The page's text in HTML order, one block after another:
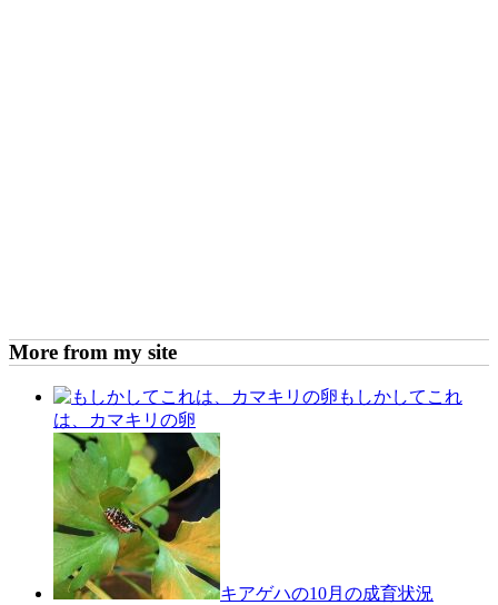
More from my site
もしかしてこれ
は、カマキリの卵
キアゲハの10月の成育状況